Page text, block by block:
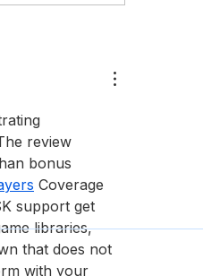
sommarauktion
review
bonus
Coverage
support get
libraries,
that does not
with your